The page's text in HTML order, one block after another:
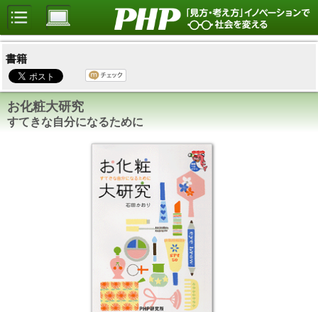
書籍
お化粧大研究
すてきな自分になるために